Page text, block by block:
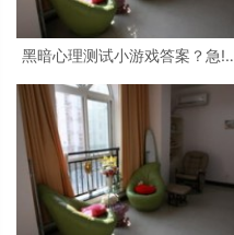
黑暗心理测试小游戏答案？急!!!